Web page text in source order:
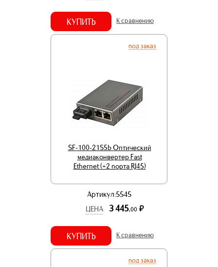
КУПИТЬ К сравнению
под заказ
SF-100-21S5b Оптический
медиаконвертер Fast
Ethernet (+2 порта RJ45)
Артикул:5545
ЦЕНА
3 445.00 р.
КУПИТЬ К сравнению
под заказ